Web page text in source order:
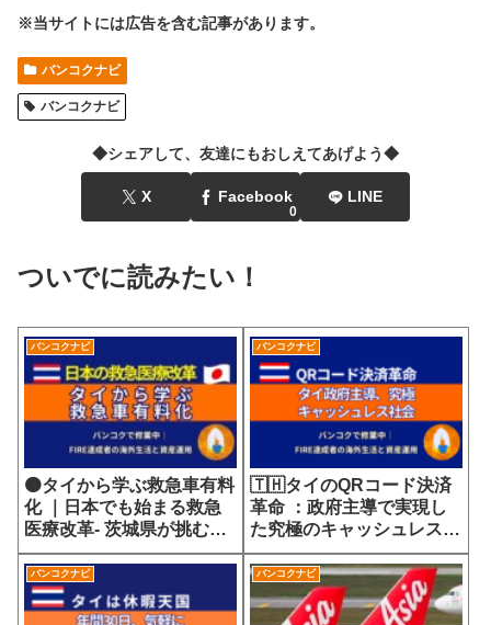
※当サイトには広告を含む記事があります。
バンコクナビ
バンコクナビ
◆シェアして、友達にもおしえてあげよう◆
X Facebook
0
LINE
ついでに読みたい！
バンコクナビ
🟠タイから学ぶ救急車有料
化 ｜日本でも始まる救急
医療改革- 茨城県が挑む
7700円の選定療養費が示
す医療サービスの未来
バンコクナビ
🇹🇭タイのQRコード決済
革命 ：政府主導で実現し
た究極のキャッシュレス社
会
バンコクナビ バンコクナビ